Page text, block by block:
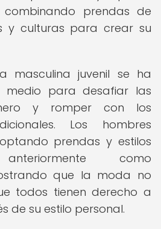
combinando prendas de
y culturas para crear su
masculina juvenil se ha
medio para desafiar las
y romper con los
Los hombres
prendas y estilos
como
que la moda no
todos tienen derecho a
de su estilo personal.